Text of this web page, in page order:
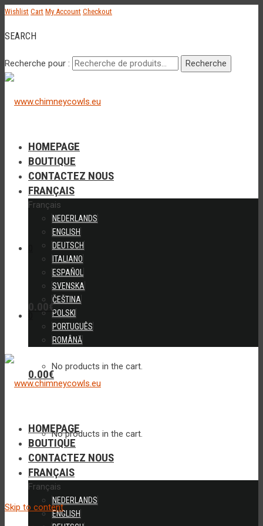
Wishlist Cart My Account Checkout
SEARCH
Recherche pour : Recherche
HOMEPAGE
BOUTIQUE
CONTACTEZ NOUS
FRANÇAIS
Français
NEDERLANDS
ENGLISH
DEUTSCH
ITALIANO
ESPAÑOL
SVENSKA
ČEŠTINA
POLSKI
PORTUGUÊS
ROMÂNĂ
0.00€
No products in the cart.
0.00€
No products in the cart.
HOMEPAGE
BOUTIQUE
CONTACTEZ NOUS
FRANÇAIS
Français
NEDERLANDS
ENGLISH
Skip to content